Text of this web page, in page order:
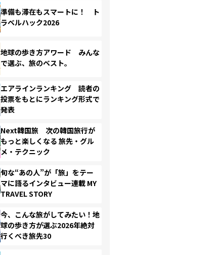
準備も滞在もスマートに！ ト
ラベルハック2026
地球の歩き方アワード みんな
で選ぶ、旅のベスト。
エアラインランキング 読者の
投票をもとにランキング形式で
発表
Next韓国旅 次の韓国旅行が
もっと楽しくなる 旅先・グル
メ・テクニック
旬な“あの人”が「旅」をテー
マに語るインタビュー連載 MY
TRAVEL STORY
今、こんな旅がしてみたい！地
球の歩き方が選ぶ2026年絶対
行くべき旅先30